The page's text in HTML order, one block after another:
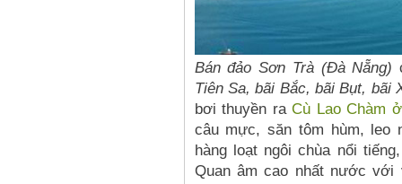
Bán đảo Sơn Trà (Đà Nẵng)
Tiên Sa, bãi Bắc, bãi Bụt, bãi
bơi thuyền raCù Lao Chàm
câu mực, săn tôm hùm, leo
hàng loạt ngôi chùa nổi
Quan âm cao nhất nước